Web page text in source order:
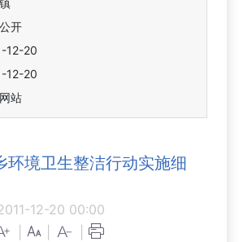
开
12-20
12-20
站
环境卫生整洁行动实施细
12-20 00:00